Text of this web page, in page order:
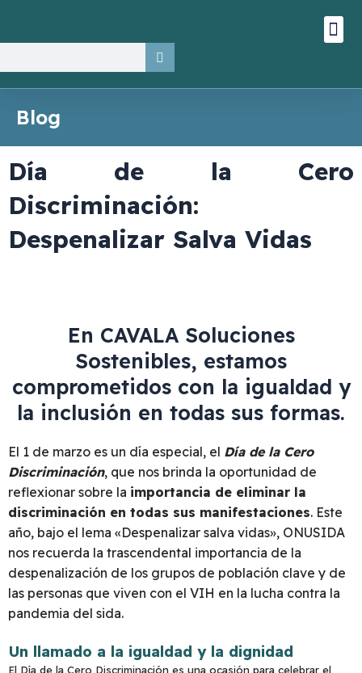
contenido
Blog
Día de la Cero
Discriminación:
Despenalizar Salva Vidas
En CAVALA Soluciones
Sostenibles, estamos
comprometidos con la igualdad y
la inclusión en todas sus formas.
El 1 de marzo es un día especial, el Día de la Cero
Discriminación, que nos brinda la oportunidad de
reflexionar sobre la importancia de eliminar la
discriminación en todas sus manifestaciones. Este
año, bajo el lema «Despenalizar salva vidas», ONUSIDA
nos recuerda la trascendental importancia de la
despenalización de los grupos de población clave y de
las personas que viven con el VIH en la lucha contra la
pandemia del sida.
Un llamado a la igualdad y la dignidad
El Día de la Cero Discriminación es una ocasión para celebrar el